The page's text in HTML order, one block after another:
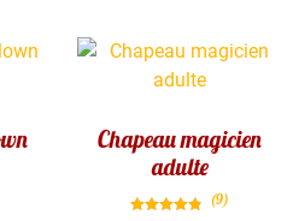
Chapeau magicien
adulte
(9)